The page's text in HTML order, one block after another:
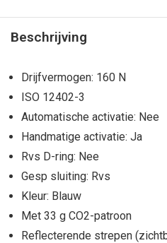
Beschrijving
Drijfvermogen: 160 N
ISO 12402-3
Automatische activatie: Nee
Handmatige activatie: Ja
Rvs D-ring: Nee
Gesp sluiting: Rvs
Kleur: Blauw
Met 33 g CO2-patroon
Reflecterende strepen